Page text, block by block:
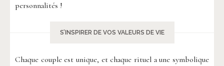
personnalités !
S’INSPIRER DE VOS VALEURS DE VIE
Chaque couple est unique, et chaque rituel a une symbolique